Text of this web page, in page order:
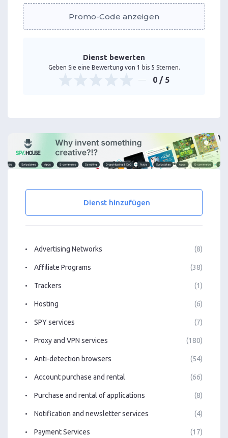
Promo-Code anzeigen
Dienst bewerten
Geben Sie eine Bewertung von 1 bis 5 Sternen.
0 / 5
Dienst hinzufügen
Advertising Networks (8)
Affiliate Programs (38)
Trackers (1)
Hosting (6)
SPY services (7)
Proxy and VPN services (180)
Anti-detection browsers (54)
Account purchase and rental (66)
Purchase and rental of applications (8)
Notification and newsletter services (4)
Payment Services (17)